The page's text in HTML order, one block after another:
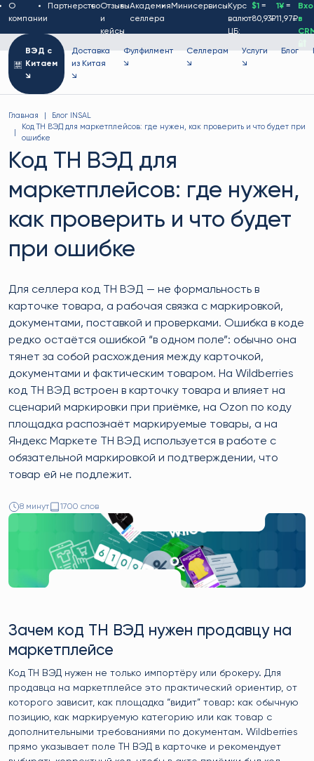
О
компании
ПартнерствоОтзывы
и
кейсы
Академия
селлера
Минисервисы Курс
валют
ЦБ:
$1 =
80,93₽
1¥=
11,97₽в
ВЭД с
Китаем
↘
Доставка
из Китая
↘
Фулфилмент
↘
Селлерам
↘
Услуги
↘
Блог
Главная
Блог INSAL
Код ТН ВЭД для маркетплейсов: где нужен, как проверить и что будет при
ошибке
Код ТН ВЭД для
маркетплейсов: где нужен,
как проверить и что будет
при ошибке
Для селлера код ТН ВЭД — не формальность в
карточке товара, а рабочая связка с маркировкой,
документами, поставкой и проверками. Ошибка в коде
редко остаётся ошибкой “в одном поле”: обычно она
тянет за собой расхождения между карточкой,
документами и фактическим товаром. На Wildberries
код ТН ВЭД встроен в карточку товара и влияет на
сценарий маркировки при приёмке, на Ozon по коду
площадка распознаёт маркируемые товары, а на
Яндекс Маркете ТН ВЭД используется в работе с
обязательной маркировкой и подтверждении, что
товар ей не подлежит.
8 минут 1700 слов
Зачем код ТН ВЭД нужен продавцу на
маркетплейсе
Код ТН ВЭД нужен не только импортёру или брокеру. Для
продавца на маркетплейсе это практический ориентир, от
которого зависит, как площадка “видит” товар: как обычную
позицию, как маркируемую категорию или как товар с
дополнительными требованиями по документам. Wildberries
прямо указывает поле ТН ВЭД в карточке и рекомендует